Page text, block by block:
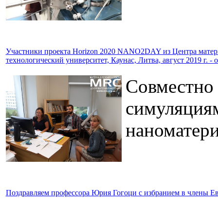
Участники проекта Horizon 2020 NANO2DAY из Центра
технологический университет, Каунас, Литва, август 2019 г. -
Поздравляем профессора Юрия Гогоци с избранием в члены